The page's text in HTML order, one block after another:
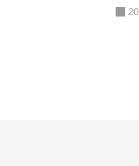
ト